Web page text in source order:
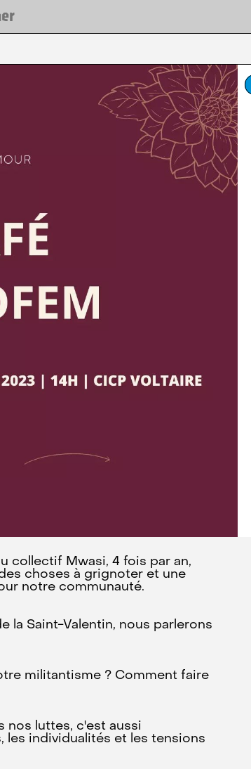
collectif Mwasi, 4 fois par an,
choses à grignoter et une
notre communauté.
la Saint-Valentin, nous parlerons
militantisme ? Comment faire
nos luttes, c'est aussi
les individualités et les tensions